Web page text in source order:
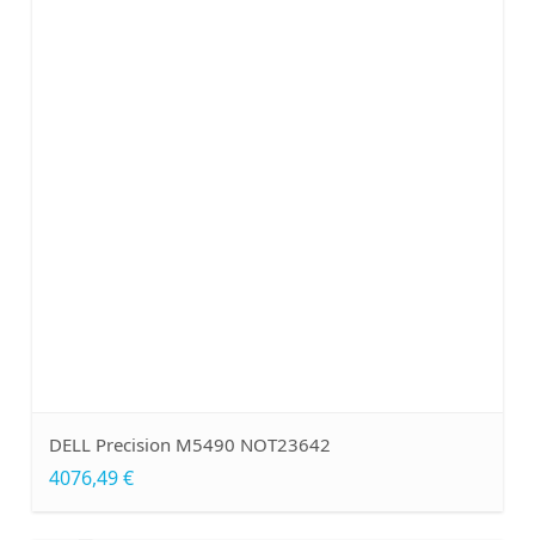
DELL Precision M5490 NOT23642
4076,49 €